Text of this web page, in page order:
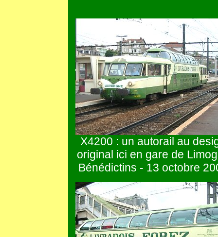
X4200 : un autorail au
original ici en gare de
Bénédictins - 13 octobre